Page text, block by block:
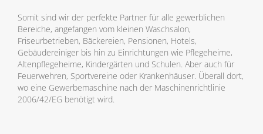
Somit sind wir der perfekte Partner für alle gewerblichen
Bereiche, angefangen vom kleinen Waschsalon,
Friseurbetrieben, Bäckereien, Pensionen, Hotels,
Gebäudereiniger bis hin zu Einrichtungen wie Pflegeheime,
Altenpflegeheime, Kindergärten und Schulen. Aber auch für
Feuerwehren, Sportvereine oder Krankenhäuser. Überall dort,
wo eine Gewerbemaschine nach der Maschinenrichtlinie
2006/42/EG benötigt wird.